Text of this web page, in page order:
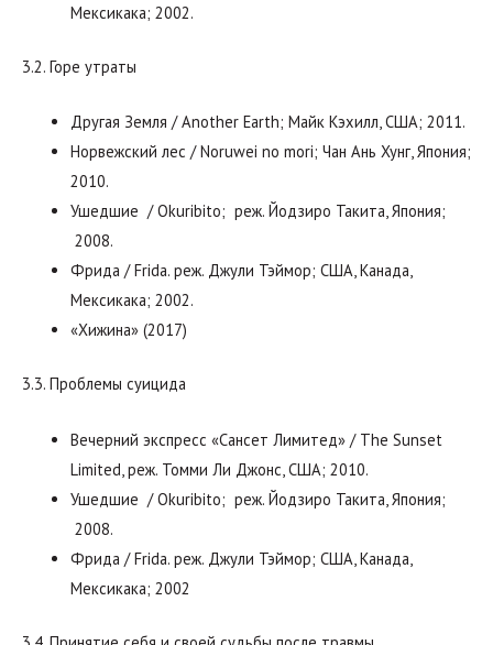
Мексикака; 2002.
3.2. Горе утраты
Другая Земля / Another Earth; Майк Кэхилл, США; 2011.
Норвежский лес / Noruwei no mori; Чан Ань Хунг, Япония;
2010.
Ушедшие / Okuribito; реж. Йодзиро Такита, Япония;
2008.
Фрида / Frida. реж. Джули Тэймор; США, Канада,
Мексикака; 2002.
«Хижина» (2017)
3.3. Проблемы суицида
Вечерний экспресс «Сансет Лимитед» / The Sunset
Limited, реж. Томми Ли Джонс, США; 2010.
Ушедшие / Okuribito; реж. Йодзиро Такита, Япония;
2008.
Фрида / Frida. реж. Джули Тэймор; США, Канада,
Мексикака; 2002